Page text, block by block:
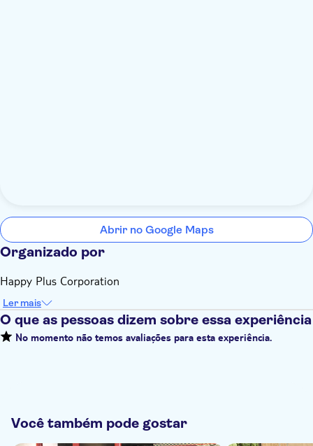
Abrir no Google Maps
Organizado por
Happy Plus Corporation
Ler mais
O que as pessoas dizem sobre essa experiência
No momento não temos avaliações para esta experiência.
Você também pode gostar